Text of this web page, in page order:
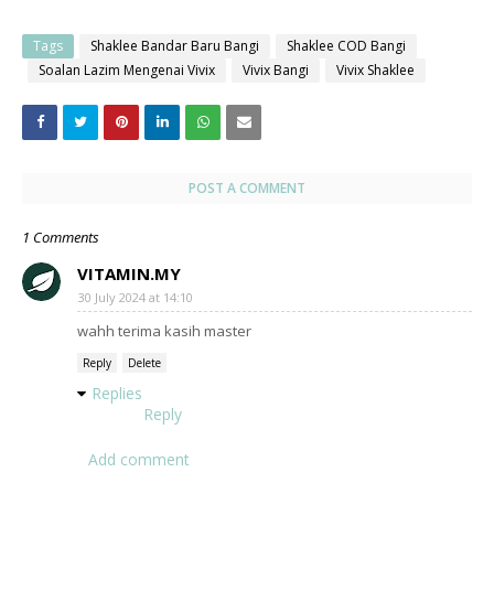
Tags Shaklee Bandar Baru Bangi
Shaklee COD Bangi
Soalan Lazim Mengenai Vivix
Vivix Bangi Vivix Shaklee
POST A COMMENT
1 Comments
VITAMIN.MY
30 July 2024 at 14:10
wahh terima kasih master
Reply Delete
Replies
Reply
Add comment